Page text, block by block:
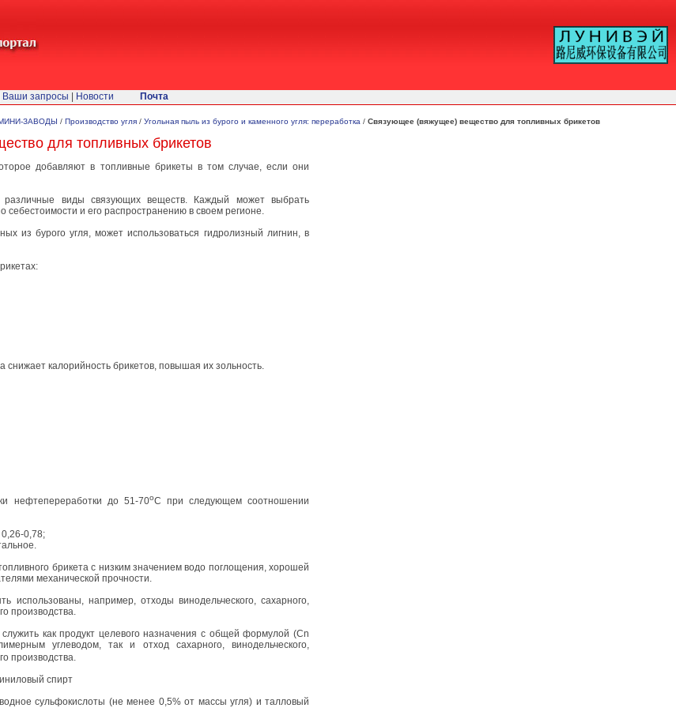
ЗАВОДЫ / Производство угля / Угольная пыль из бурого и каменного угля: переработка / Связующее (вяжущее) вещество для топливных брикетов
для топливных брикетов
добавляют в топливные брикеты в том случае, если они
виды связующих веществ. Каждый может выбрать
и его распространению в своем регионе.
из бурого угля, может использоваться гидролизный лигнин, в
калорийность брикетов, повышая их зольность.
нефтепереработки до 51-70oC при следующем соотношении
0,78;
брикета с низким значением водо поглощения, хорошей
механической прочности.
использованы, например, отходы винодельческого, сахарного,
производства.
как продукт целевого назначения с общей формулой (Cn
углеводом, так и отход сахарного, винодельческого,
производства.
спирт
сульфокислоты (не менее 0,5% от массы угля) и талловый
Ваши запросы Новости Почта